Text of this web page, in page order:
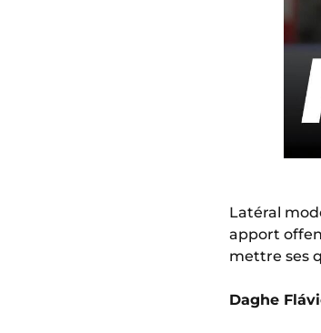
Latéral
apport
mettre ses
Daghe